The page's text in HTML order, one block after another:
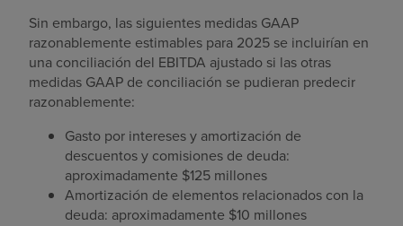
Sin embargo, las siguientes medidas GAAP
razonablemente estimables para 2025 se incluirían en
una conciliación del EBITDA ajustado si las otras
medidas GAAP de conciliación se pudieran predecir
razonablemente:
Gasto por intereses y amortización de
descuentos y comisiones de deuda:
aproximadamente $125 millones
Amortización de elementos relacionados con la
deuda: aproximadamente $10 millones